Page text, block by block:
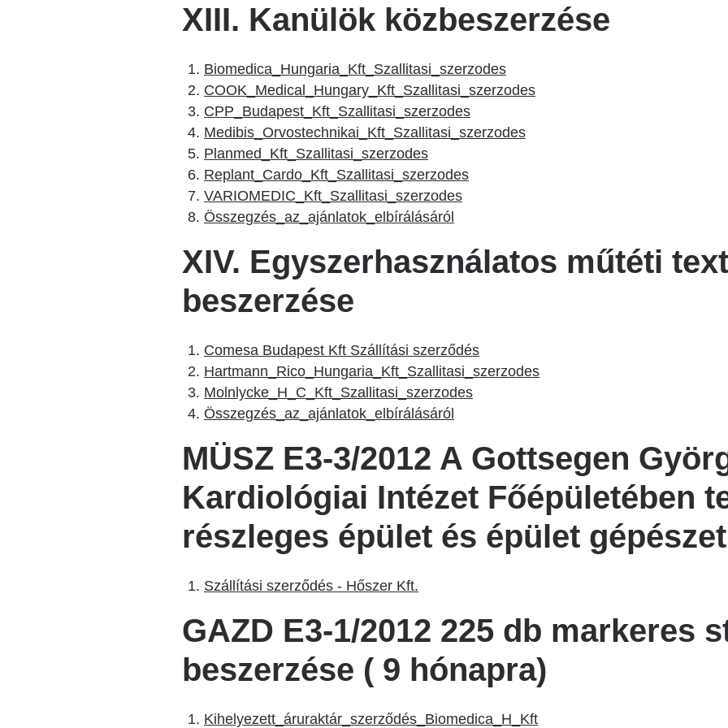
XIII. Kanülök közbeszerzése
Biomedica_Hungaria_Kft_Szallitasi_szerzodes
COOK_Medical_Hungary_Kft_Szallitasi_szerzodes
CPP_Budapest_Kft_Szallitasi_szerzodes
Medibis_Orvostechnikai_Kft_Szallitasi_szerzodes
Planmed_Kft_Szallitasi_szerzodes
Replant_Cardo_Kft_Szallitasi_szerzodes
VARIOMEDIC_Kft_Szallitasi_szerzodes
Összegzés_az_ajánlatok_elbírálásáról
XIV. Egyszerhasználatos műtéti
beszerzése
Comesa Budapest Kft Szállítási szerződés
Hartmann_Rico_Hungaria_Kft_Szallitasi_szerzodes
Molnlycke_H_C_Kft_Szallitasi_szerzodes
Összegzés_az_ajánlatok_elbírálásáról
MÜSZ E3-3/2012 A Gottsegen
Kardiológiai Intézet Főépületében
részleges épület és épület
Szállítási szerződés - Hőszer Kft.
GAZD E3-1/2012 225 db markeres
beszerzése ( 9 hónapra)
Kihelyezett_áruraktár_szerződés_Biomedica_H_Kft